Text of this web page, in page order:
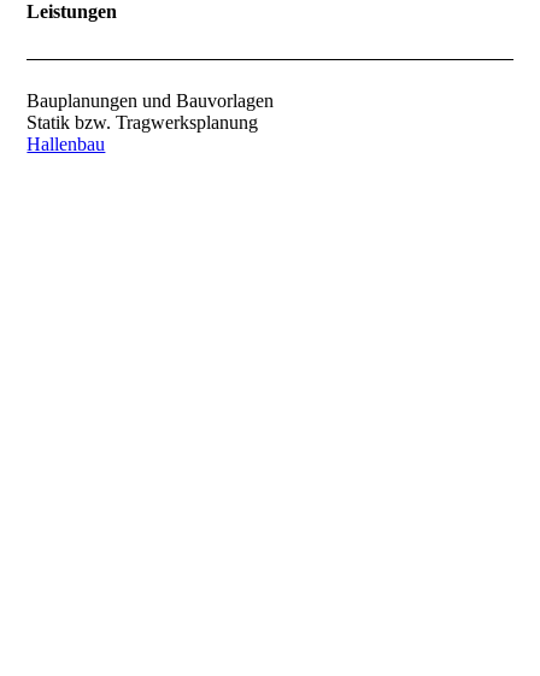
Leistungen
Bauplanungen und Bauvorlagen
Statik bzw. Tragwerksplanung
Hallenbau